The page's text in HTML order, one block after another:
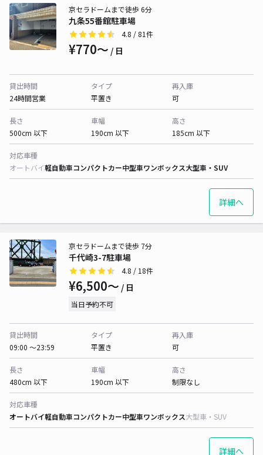
九条55番館駐車場
京セラドームまで徒歩 6分
4.8 / 81件
¥770〜 / 日
貸出時間
24時間営業
タイプ
平置き
再入庫
可
長さ
500cm 以下
車幅
190cm 以下
高さ
185cm 以下
対応車種
オートバイ軽自動車コンパクトカー中型車ワンボックス大型車・SUV
詳細へ
千代崎3-7駐車場
京セラドームまで徒歩 7分
4.8 / 18件
¥6,500〜 / 日
当日予約不可
貸出時間
09:00 〜23:59
タイプ
平置き
再入庫
可
長さ
480cm 以下
車幅
190cm 以下
高さ
制限なし
対応車種
オートバイ軽自動車コンパクトカー中型車ワンボックス大型車・SUV
詳細へ